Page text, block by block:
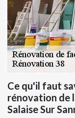
Ce qu'il faut
rénovation de
Salaise Sur